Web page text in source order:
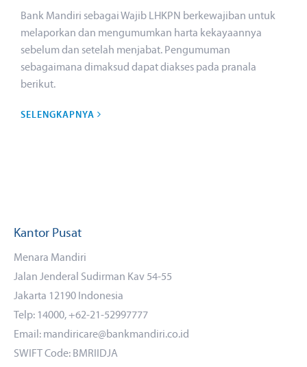
Bank Mandiri sebagai Wajib LHKPN berkewajiban untuk
melaporkan dan mengumumkan harta kekayaannya
sebelum dan setelah menjabat. Pengumuman
sebagaimana dimaksud dapat diakses pada pranala
berikut.
SELENGKAPNYA
Kantor Pusat
Menara Mandiri
Jalan Jenderal Sudirman Kav 54-55
Jakarta 12190 Indonesia
Telp: 14000, +62-21-52997777
Email: mandiricare@bankmandiri.co.id
SWIFT Code: BMRIIDJA